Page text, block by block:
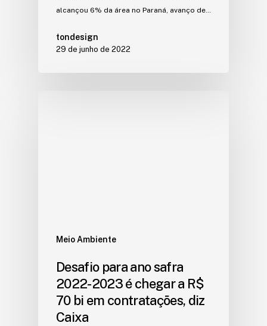
alcançou 6% da área no Paraná, avanço de…
tondesign
29 de junho de 2022
Meio Ambiente
Desafio para ano safra
2022-2023 é chegar a R$
70 bi em contratações, diz
Caixa